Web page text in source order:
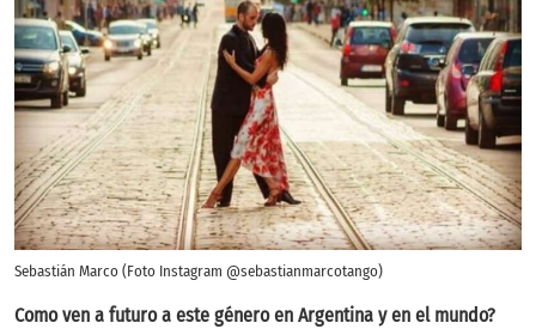
Sebastián Marco (Foto Instagram @sebastianmarcotango)
Como ven a futuro a este género en Argentina y en el mundo?